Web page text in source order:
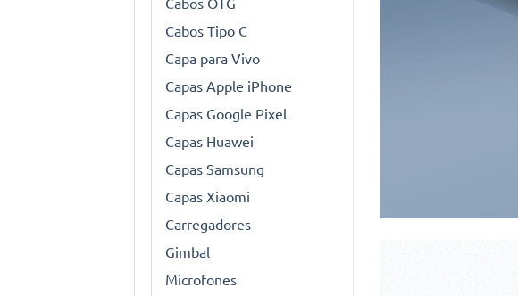
Cabos Tipo C
Capa para Vivo
Capas Apple iPhone
Capas Google Pixel
Capas Huawei
Capas Samsung
Capas Xiaomi
Carregadores
Gimbal
Microfones